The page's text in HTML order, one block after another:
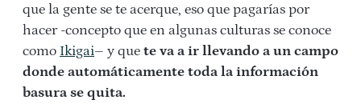
que la gente se te acerque, eso que pagarías por
hacer -concepto que en algunas culturas se conoce
como Ikigai– y que te va a ir llevando a un campo
donde automáticamente toda la información
basura se quita.